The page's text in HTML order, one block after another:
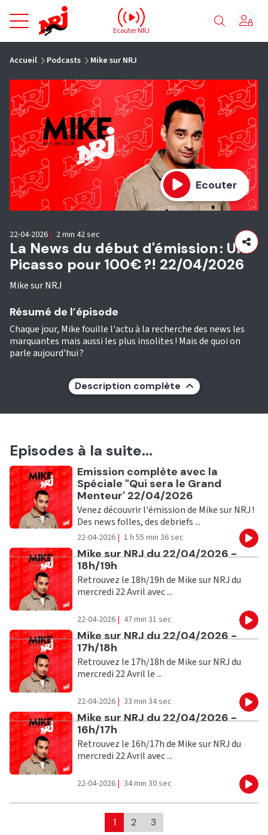
NRJ - Accueil
Ecouter NRJ
Accueil Podcasts Mike sur NRJ
Ecouter
La News du début d'émission : Un
Picasso pour 100€ ?! 22/04/2026
Mike sur NRJ
22-04-2026 | 2 min 42 sec
Résumé de l’épisode
Chaque jour, Mike fouille l'actu à la recherche des news les
marquantes mais aussi les plus insolites ! Mais de quoi on
parle aujourd'hui ?
Description complète
Episodes à la suite...
Ecouter
Emission complète avec la
Spéciale "Qui sera le Grand
Menteur' 22/04/2026
Venez découvrir l'émission de Mike sur NRJ !
Des news folles, des debriefs ...
22-04-2026 | 1 h 55 min 36 sec
Ecouter
Mike sur NRJ du 22/04/2026 -
18h/19h
Retrouvez le 18h/19h de Mike sur NRJ du
mercredi 22 Avril avec ...
22-04-2026 | 47 min 31 sec
Ecouter
Mike sur NRJ du 22/04/2026 -
17h/18h
Retrouvez le 17h/18h de Mike sur NRJ du
mercredi 22 Avril le ...
22-04-2026 | 33 min 34 sec
Ecouter
Mike sur NRJ du 22/04/2026 -
16h/17h
Retrouvez le 16h/17h de Mike sur NRJ du
mercredi 22 Avril avec ...
22-04-2026 | 34 min 30 sec
1 2 3